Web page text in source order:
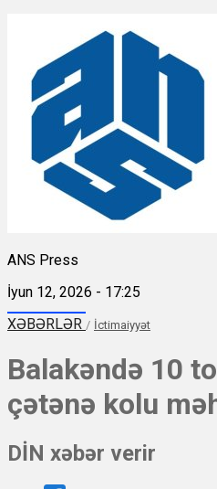
ANS Press
İyun 12, 2026 - 17:25
XƏBƏRLƏR / İctimaiyyət
Balakəndə 10
çətənə kolu
DİN xəbər verir